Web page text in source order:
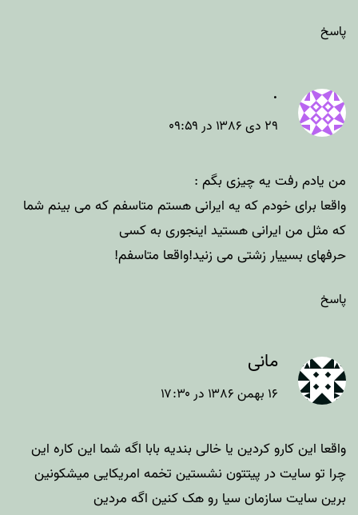
پاسخ
.
۲۹ دی ۱۳۸۶ در ۰۹:۵۹
من یادم رفت یه چیزی بگم :
واقعا برای خودم که یه ایرانی هستم متاسفم که می بینم شما
که مثل من ایرانی هستید اینجوری به کسی
حرفهای بسییار زشتی می زنید!واقعا متاسفم!
پاسخ
مانی
۱۶ بهمن ۱۳۸۶ در ۱۷:۳۰
واقعا این کارو کردین یا خالی بندیه بابا اگه شما این کاره این
چرا تو سایت در پیتتون نشستین تخمه امریکایی میشکونین
برین سایت سازمان سیا رو هک کنین اگه مردین